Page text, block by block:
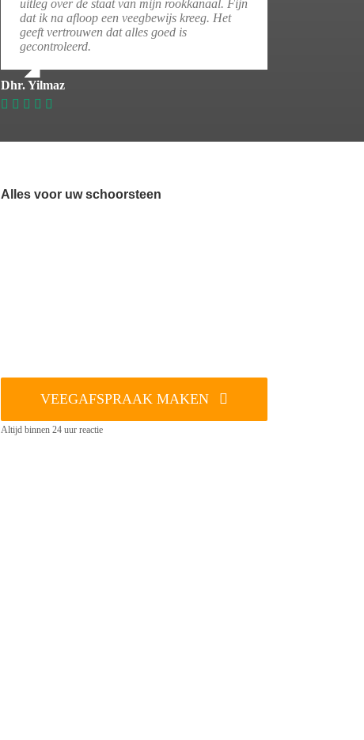
uitleg over de staat van mijn rookkanaal. Fijn
dat ik na afloop een veegbewijs kreeg. Het
geeft vertrouwen dat alles goed is
gecontroleerd.
Dhr. Yilmaz
Alles voor uw schoorsteen
VEEGAFSPRAAK MAKEN
Altijd binnen 24 uur reactie